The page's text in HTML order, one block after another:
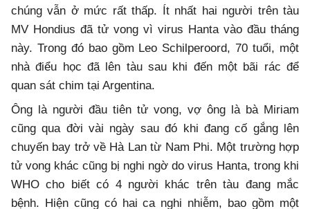
chúng vẫn ở mức rất thấp. Ít nhất hai người trên tàu
MV Hondius đã tử vong vì virus Hanta vào đầu tháng
này. Trong đó bao gồm Leo Schilperoord, 70 tuổi, một
nhà điểu học đã lên tàu sau khi đến một bãi rác để
quan sát chim tại Argentina.
Ông là người đầu tiên tử vong, vợ ông là bà Miriam
cũng qua đời vài ngày sau đó khi đang cố gắng lên
chuyến bay trở về Hà Lan từ Nam Phi. Một trường hợp
tử vong khác cũng bị nghi ngờ do virus Hanta, trong khi
WHO cho biết có 4 người khác trên tàu đang mắc
bệnh. Hiện cũng có hai ca nghi nhiễm, bao gồm một